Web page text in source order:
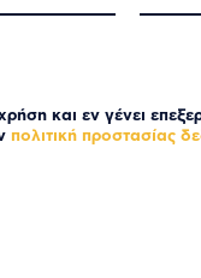
και εν γένει
πολιτική προστασίας